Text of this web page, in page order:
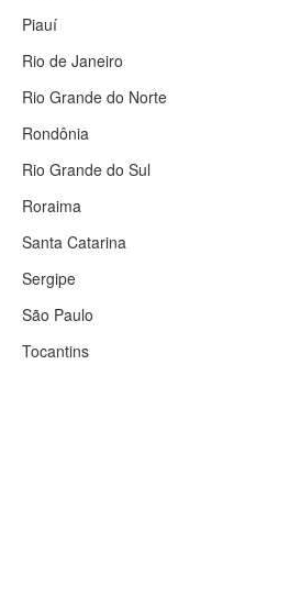
Piauí
Rio de Janeiro
Rio Grande do Norte
Rondônia
Rio Grande do Sul
Roraima
Santa Catarina
Sergipe
São Paulo
Tocantins